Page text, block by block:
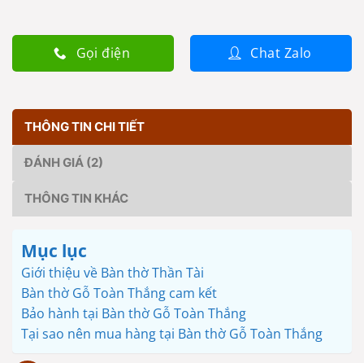
Gọi điện Chat Zalo
THÔNG TIN CHI TIẾT
ĐÁNH GIÁ (2)
THÔNG TIN KHÁC
Mục lục
Giới thiệu về Bàn thờ Thần Tài
Bàn thờ Gỗ Toàn Thắng cam kết
Bảo hành tại Bàn thờ Gỗ Toàn Thắng
Tại sao nên mua hàng tại Bàn thờ Gỗ Toàn Thắng